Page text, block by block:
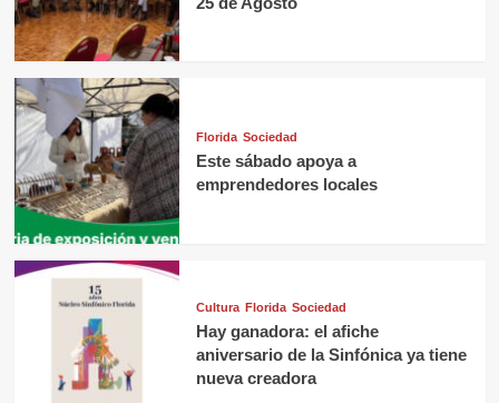
Florida Sociedad
Este sábado apoya a
emprendedores locales
Cultura Florida Sociedad
Hay ganadora: el afiche
aniversario de la Sinfónica ya tiene
nueva creadora